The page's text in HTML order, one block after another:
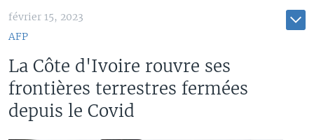
février 15, 2023
AFP
La Côte d'Ivoire rouvre ses
frontières terrestres fermées
depuis le Covid